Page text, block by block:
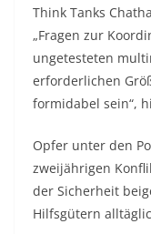
Think Tanks
„Fragen zur
ungetesteten
erforderlichen
formidabel sein“,
Opfer unter den
zweijährigen
der Sicherheit
Hilfsgütern